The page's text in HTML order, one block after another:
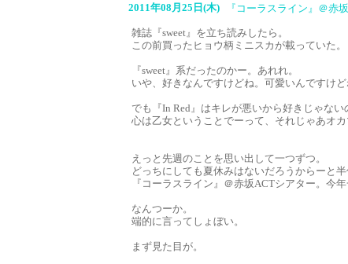
2011年08月25日(木) 『コーラスライン』＠赤
雑誌『sweet』を立ち読みしたら。
この前買ったヒョウ柄ミニスカが載っていた。
『sweet』系だったのかー。あれれ。
いや、好きなんですけどね。可愛いんですけ
でも『In Red』はキレが悪いから好きじゃない
心は乙女ということでーって、それじゃあオカ
えっと先週のことを思い出して一つずつ。
どっちにしても夏休みはないだろうからーと
『コーラスライン』＠赤坂ACTシアター。今年
なんつーか。
端的に言ってしょぼい。
まず見た目が。